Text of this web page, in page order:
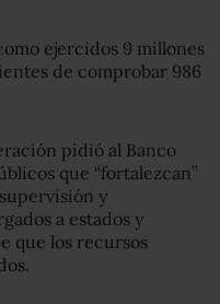
ejercidos 9 millones
de comprobar 986
pidió al Banco
que “fortalezcan”
y
a estados y
que los recursos